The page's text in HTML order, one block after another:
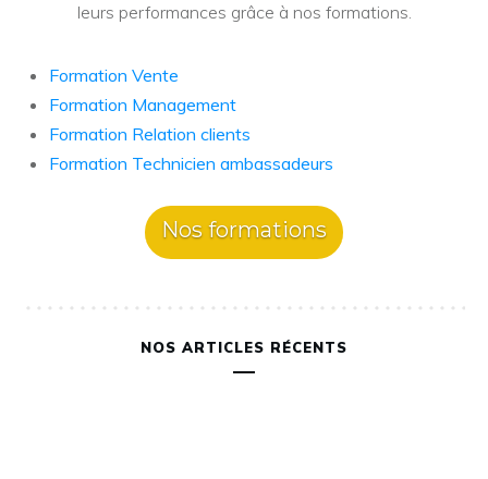
leurs performances grâce à nos formations.
Formation Vente
Formation Management
Formation Relation clients
Formation Technicien ambassadeurs
Nos formations
NOS ARTICLES RÉCENTS